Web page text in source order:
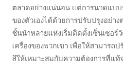
ตลาดอย่างแน่นอน แต่การนวดแบ
ของตัวเองได้ด้วยการปรับปรุงอย่า
ชั้นนำหลายแห่งเริ่มติดตั้งเซ็นเซอร์
เครื่องของพวกเขา เพื่อให้สามารถ
สึให้เหมาะสมกับความต้องการที่แท้